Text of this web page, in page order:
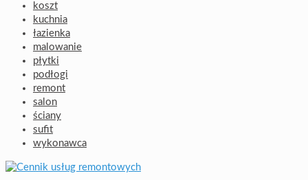
koszt
kuchnia
łazienka
malowanie
płytki
podłogi
remont
salon
ściany
sufit
wykonawca